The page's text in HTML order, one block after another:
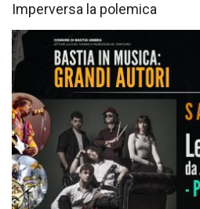
Imperversa la polemica